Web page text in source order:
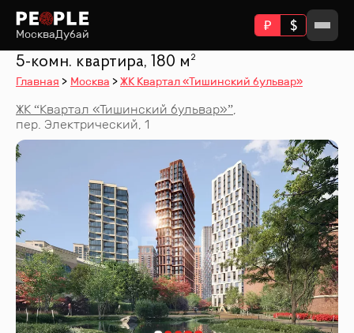
МоскваДубай
5-комн. квартира, 180 м²
Главная Москва ЖК Квартал «Тишинский бульвар»
ЖК “Квартал «Тишинский бульвар»”,
пер. Электрический, 1